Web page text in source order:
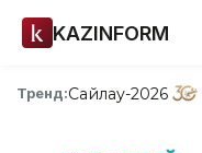
KAZINFORM
Тренд:Сайлау-2026